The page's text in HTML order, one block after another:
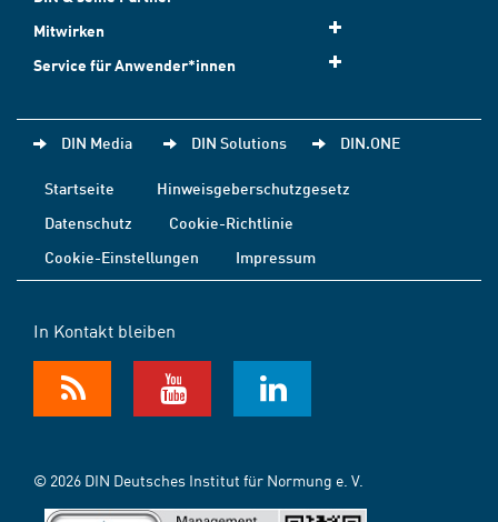
Mitwirken
Service für Anwender*innen
DIN Media DIN Solutions DIN.ONE
Startseite
Hinweisgeberschutzgesetz
Datenschutz
Cookie-Richtlinie
Cookie-Einstellungen
Impressum
In Kontakt bleiben
© 2026 DIN Deutsches Institut für Normung e. V.